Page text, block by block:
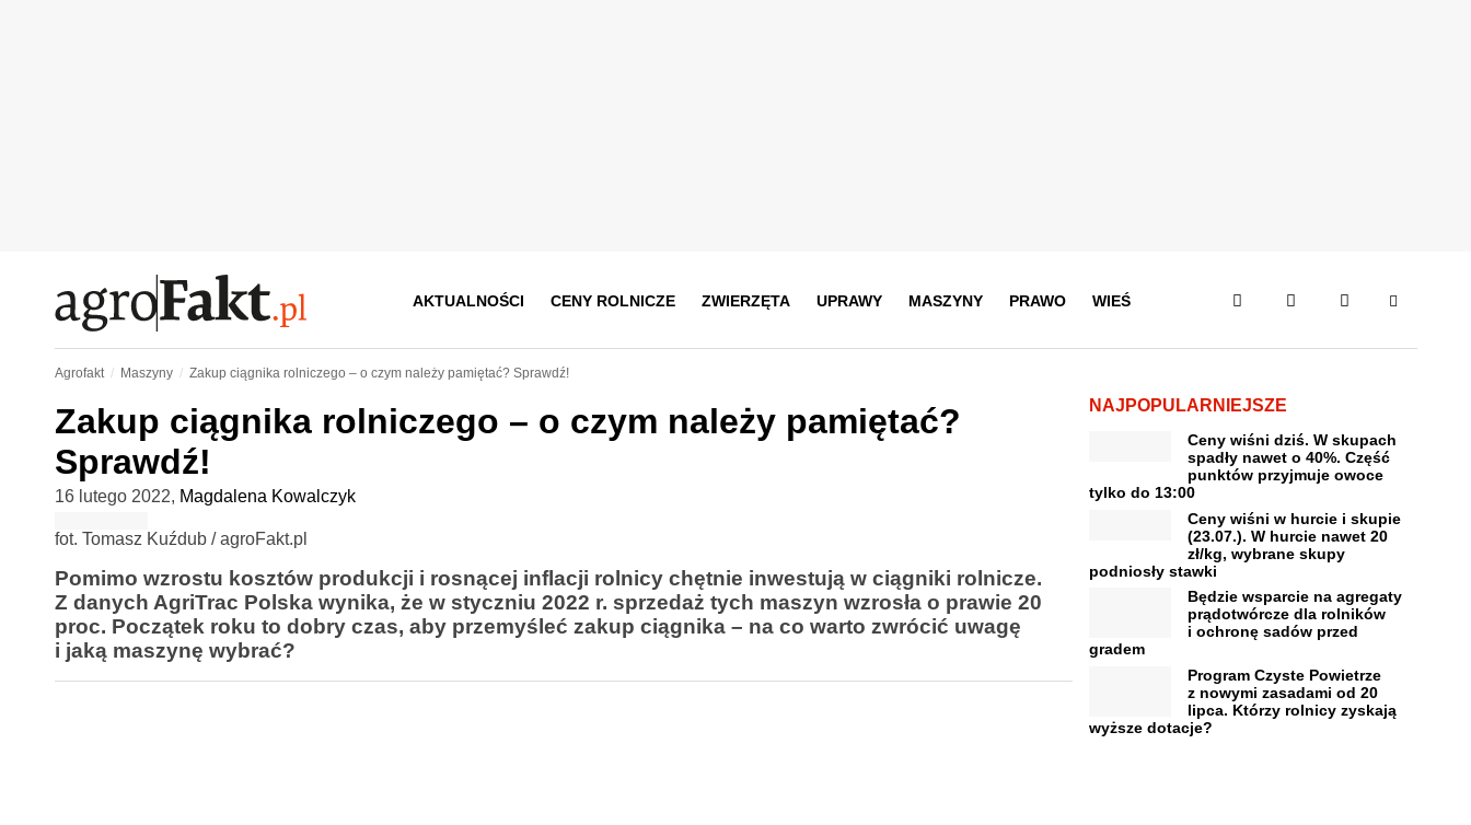
AKTUALNOŚCI CENY ROLNICZE ZWIERZĘTA UPRAWY MASZYNY PRAWO WIEŚ
Agrofakt Maszyny Zakup ciągnika rolniczego – o czym należy pamiętać? Sprawdź!
Zakup ciągnika rolniczego – o czym należy pamiętać?
Sprawdź!
16 lutego 2022, Magdalena Kowalczyk
fot. Tomasz Kuźdub / agroFakt.pl
Pomimo wzrostu kosztów produkcji i rosnącej inflacji rolnicy chętnie inwestują w ciągniki rolnicze.
Z danych AgriTrac Polska wynika, że w styczniu 2022 r. sprzedaż tych maszyn wzrosła o prawie 20
proc. Początek roku to dobry czas, aby przemyśleć zakup ciągnika – na co warto zwrócić uwagę
i jaką maszynę wybrać?
NAJPOPULARNIEJSZE
Ceny wiśni dziś. W skupach
spadły nawet o 40%. Część
punktów przyjmuje owoce
tylko do 13:00
Ceny wiśni w hurcie i skupie
(23.07.). W hurcie nawet 20
zł/kg, wybrane skupy
podniosły stawki
Będzie wsparcie na agregaty
prądotwórcze dla rolników
i ochronę sadów przed
gradem
Program Czyste Powietrze
z nowymi zasadami od 20
lipca. Którzy rolnicy zyskają
wyższe dotacje?